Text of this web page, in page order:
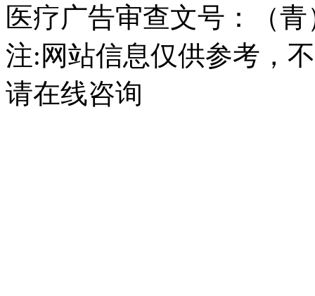
医疗广告审查文号：（
注:网站信息仅供参考，
请在线咨询